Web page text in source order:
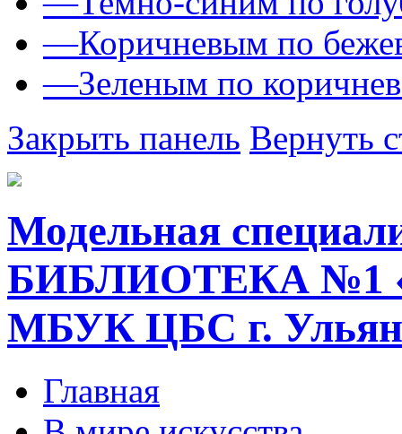
—Коричневым по
—Зеленым по
Закрыть панель Вернуть
Модельная
БИБЛИОТЕКА №1
МБУК ЦБС г.
Главная